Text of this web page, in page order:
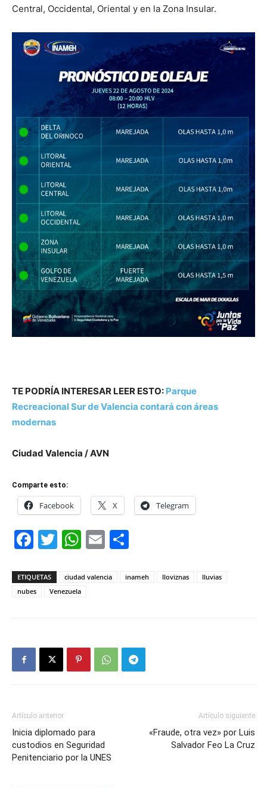
Central, Occidental, Oriental y en la Zona Insular.
TE PODRÍA INTERESAR LEER ESTO: Parque
Recreacional Sur de Valencia contará con áreas
modernas
Ciudad Valencia / AVN
Comparte esto:
Facebook X Telegram
Facebook
Twitter
WhatsApp
Email
ETIQUETAS ciudad valencia inameh lloviznas
lluvias
nubes
Venezuela
Artículo anterior
Inicia diplomado para
custodios en Seguridad
Penitenciario por la UNES
Artículo siguiente
«Fraude, otra vez» por Luis
Salvador Feo La Cruz